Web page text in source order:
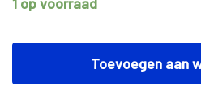
1 op voorraad
Voorvork
met
Toevoegen aan